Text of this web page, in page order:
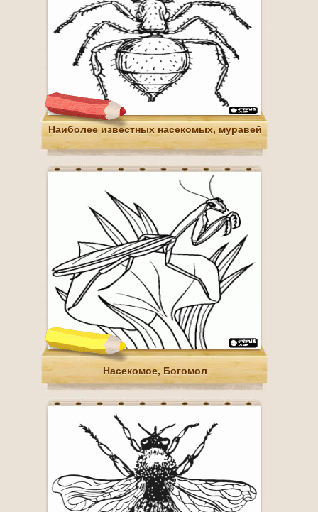
Наиболее известных насекомых, муравей
Насекомое, Богомол